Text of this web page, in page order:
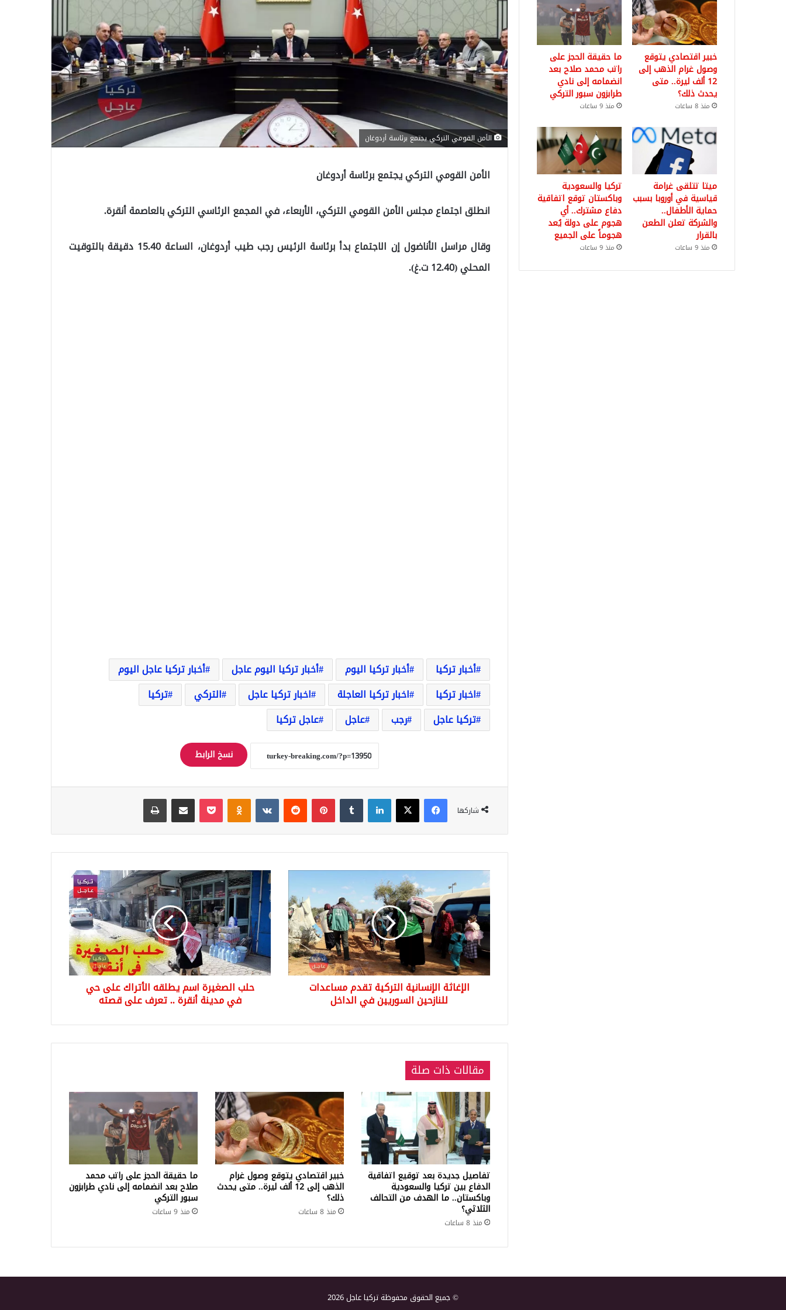
الأمن القومي التركي يجتمع برئاسة أردوغان
الأمن القومي التركي يجتمع برئاسة أردوغان
انطلق اجتماع مجلس الأمن القومي التركي، الأربعاء، في المجمع الرئاسي التركي بالعاصمة أنقرة.
وقال مراسل الأناضول إن الاجتماع بدأ برئاسة الرئيس رجب طيب أردوغان، الساعة 15.40 دقيقة بالتوقيت
المحلي (12.40 ت.غ).
أخبار تركيا أخبار تركيا اليوم أخبار تركيا اليوم عاجل
أخبار تركيا عاجل اليوم
اخبار تركيا
اخبار تركيا العاجلة اخبار تركيا عاجل التركي
تركيا
تركيا عاجل
رجب عاجل عاجل تركيا
نسخ الرابط
شاركها
فيسبوك‫X لينكدإن بينتيريست Odnoklassniki
‫Pocket مشاركة عبر البريد طباعة
الإغاثة
الإنسانية
التركية
تقدم
مساعدات
للنازحين
السوريين
في
الداخل
الإغاثة الإنسانية التركية تقدم مساعدات
للنازحين السوريين في الداخل
حلب
الصغيرة
اسم
يطلقه
الأتراك
على
حي
في
مدينة
على
حلب الصغيرة اسم يطلقه الأتراك على حي
في مدينة أنقرة .. تعرف على قصته
مقالات ذات صلة
تفاصيل جديدة بعد توقيع اتفاقية
الدفاع بين تركيا والسعودية
وباكستان.. ما الهدف من التحالف
الثلاثي؟
منذ 8 ساعات
خبير اقتصادي يتوقع وصول غرام
الذهب إلى 12 ألف ليرة.. متى يحدث
ذلك؟
منذ 8 ساعات
ما حقيقة الحجز على راتب محمد
صلاح بعد انضمامه إلى نادي طرابزون
سبور التركي
منذ 9 ساعات
خبير اقتصادي يتوقع
وصول غرام الذهب إلى
12 ألف ليرة.. متى
يحدث ذلك؟
منذ 8 ساعات
ما حقيقة الحجز على
راتب محمد صلاح بعد
انضمامه إلى نادي
طرابزون سبور التركي
منذ 9 ساعات
ميتا تتلقى غرامة
قياسية في أوروبا بسبب
حماية الأطفال..
والشركة تعلن الطعن
بالقرار
منذ 9 ساعات
تركيا والسعودية
وباكستان توقع اتفاقية
دفاع مشترك.. أي
هجوم على دولة يُعد
هجوماً على الجميع
منذ 9 ساعات
© جميع الحقوق محفوظة تركيا عاجل 2026